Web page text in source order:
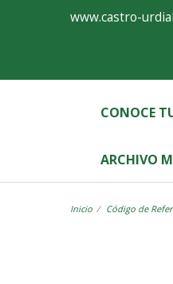
www.castro-
CONOCE
ARCHIVO
Inicio Código de